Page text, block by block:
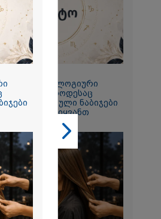
ასტროლოგიური
- დღე, როდესაც
და გაბედული ნაბიჯები
მიგიყვანთ